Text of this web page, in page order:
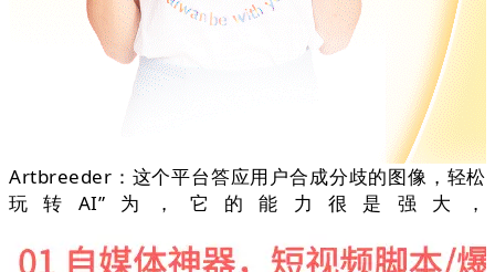
Artbreeder：这个平台答应用户合成分歧的图像，轻松
玩转AI”为，它的能力很是强大，